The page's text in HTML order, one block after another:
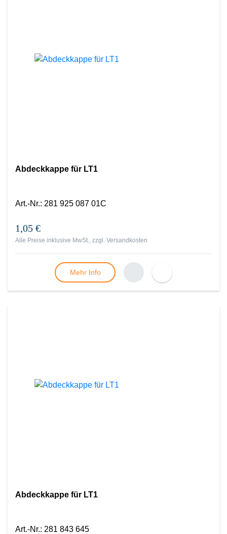
Abdeckkappe für LT1
Art.-Nr.: 281 925 087 01C
1,05 €
Alle Preise inklusive MwSt., zzgl. Versandkosten
Mehr Info
Abdeckkappe für LT1
Art.-Nr.: 281 843 645